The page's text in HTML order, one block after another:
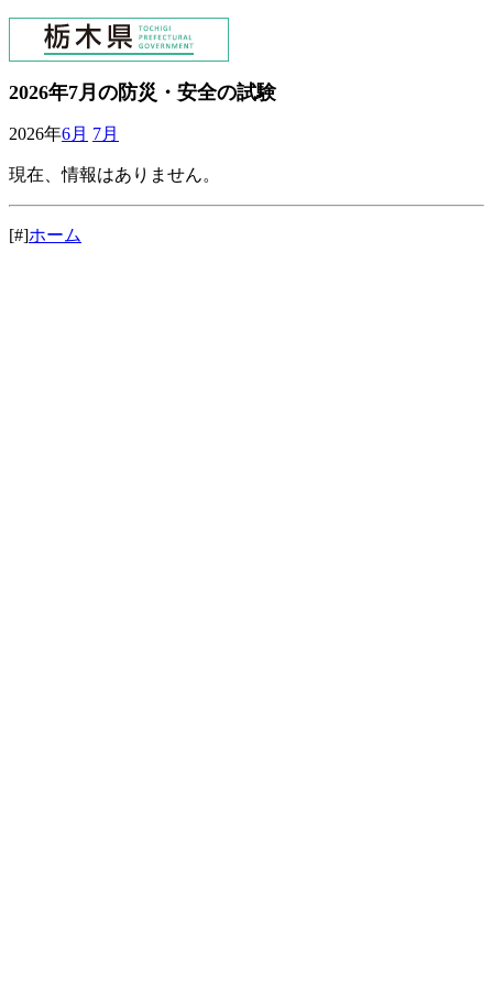
2026年7月の防災・安全の試験
2026年6月 7月
現在、情報はありません。
[#]ホーム